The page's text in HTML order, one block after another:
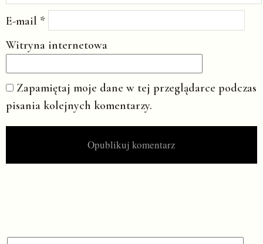
E-mail *
Witryna internetowa
Zapamiętaj moje dane w tej przeglądarce podczas
pisania kolejnych komentarzy.